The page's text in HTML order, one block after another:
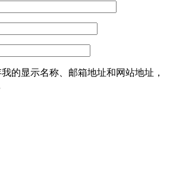
的显示名称、邮箱地址和网站地址，